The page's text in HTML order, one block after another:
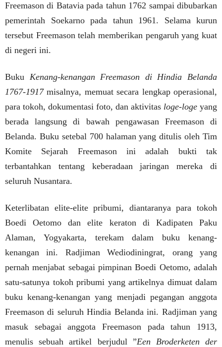
Freemason di Batavia pada tahun 1762 sampai dibubarkan
pemerintah Soekarno pada tahun 1961. Selama kurun
tersebut Freemason telah memberikan pengaruh yang kuat
di negeri ini.
Buku Kenang-kenangan Freemason di Hindia Belanda
1767-1917misalnya, memuat secara lengkap operasional,
para tokoh, dokumentasi foto, dan aktivitas loge-loge yang
berada langsung di bawah pengawasan Freemason di
Belanda. Buku setebal 700 halaman yang ditulis oleh Tim
Komite Sejarah Freemason ini adalah bukti tak
terbantahkan tentang keberadaan jaringan mereka di
seluruh Nusantara.
Keterlibatan elite-elite pribumi, diantaranya para tokoh
Boedi Oetomo dan elite keraton di Kadipaten Paku
Alaman, Yogyakarta, terekam dalam buku kenang-
kenangan ini. Radjiman Wediodiningrat, orang yang
pernah menjabat sebagai pimpinan Boedi Oetomo, adalah
satu-satunya tokoh pribumi yang artikelnya dimuat dalam
buku kenang-kenangan yang menjadi pegangan anggota
Freemason di seluruh Hindia Belanda ini. Radjiman yang
masuk sebagai anggota Freemason pada tahun 1913,
menulis sebuah artikel berjudul ”Een Broderketen der